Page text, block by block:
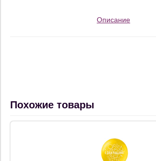
Описание
Похожие товары